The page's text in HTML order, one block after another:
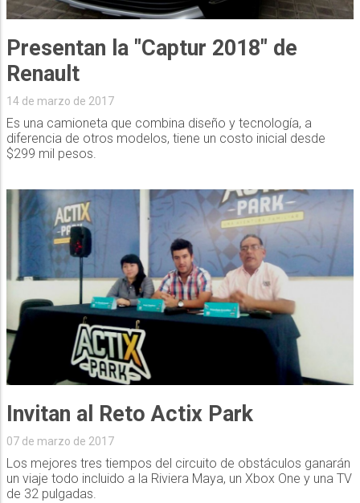
Presentan la "Captur 2018" de
Renault
14 de marzo de 2017
Es una camioneta que combina diseño y tecnología, a
diferencia de otros modelos, tiene un costo inicial desde
$299 mil pesos.
Invitan al Reto Actix Park
07 de marzo de 2017
Los mejores tres tiempos del circuito de obstáculos ganarán
un viaje todo incluido a la Riviera Maya, un Xbox One y una TV
de 32 pulgadas.